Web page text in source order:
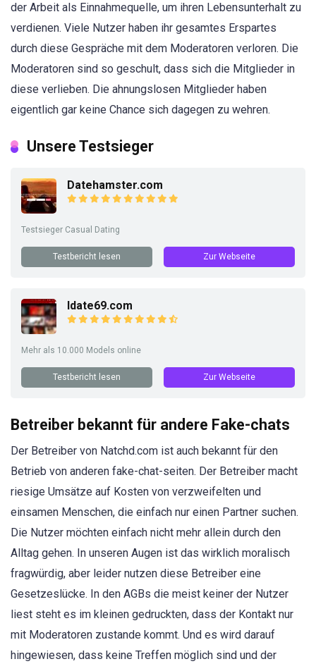
der Arbeit als Einnahmequelle, um ihren Lebensunterhalt zu
verdienen. Viele Nutzer haben ihr gesamtes Erspartes
durch diese Gespräche mit dem Moderatoren verloren. Die
Moderatoren sind so geschult, dass sich die Mitglieder in
diese verlieben. Die ahnungslosen Mitglieder haben
eigentlich gar keine Chance sich dagegen zu wehren.
Unsere Testsieger
Datehamster.com
Testsieger Casual Dating
Testbericht lesen Zur Webseite
Idate69.com
Mehr als 10.000 Models online
Testbericht lesen Zur Webseite
Betreiber bekannt für andere Fake-chats
Der Betreiber von Natchd.com ist auch bekannt für den
Betrieb von anderen fake-chat-seiten. Der Betreiber macht
riesige Umsätze auf Kosten von verzweifelten und
einsamen Menschen, die einfach nur einen Partner suchen.
Die Nutzer möchten einfach nicht mehr allein durch den
Alltag gehen. In unseren Augen ist das wirklich moralisch
fragwürdig, aber leider nutzen diese Betreiber eine
Gesetzeslücke. In den AGBs die meist keiner der Nutzer
liest steht es im kleinen gedruckten, dass der Kontakt nur
mit Moderatoren zustande kommt. Und es wird darauf
hingewiesen, dass keine Treffen möglich sind und der